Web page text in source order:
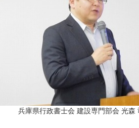
兵庫県行政書士会 建設専門部会 光森